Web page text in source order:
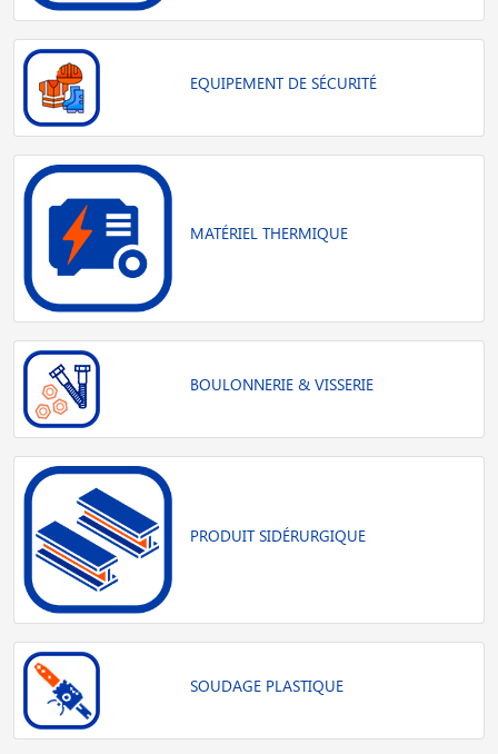
EQUIPEMENT DE SÉCURITÉ
MATÉRIEL THERMIQUE
BOULONNERIE & VISSERIE
PRODUIT SIDÉRURGIQUE
SOUDAGE PLASTIQUE